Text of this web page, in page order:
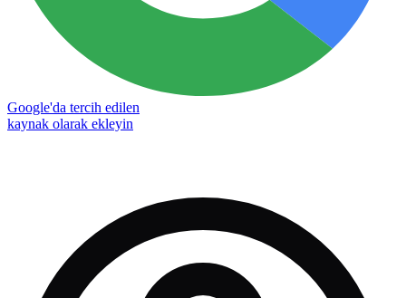
Google'da tercih edilen
kaynak olarak ekleyin